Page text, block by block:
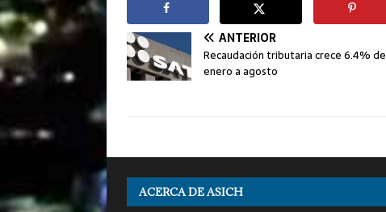
ANTERIOR
Recaudación tributaria crece 6.4% de
enero a agosto
ACERCA DE ASICH